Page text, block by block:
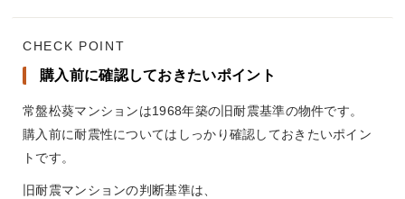
CHECK POINT
購入前に確認しておきたいポイント
常盤松葵マンションは1968年築の旧耐震基準の物件です。
購入前に耐震性についてはしっかり確認しておきたいポイン
トです。
旧耐震マンションの判断基準は、